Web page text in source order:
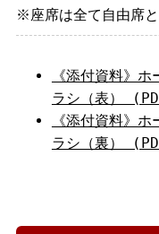
※座席は全て自由席と
《添付資料》
ラシ（表）
《添付資料》
ラシ（裏）